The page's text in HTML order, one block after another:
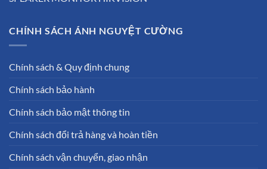
CHÍNH SÁCH ÁNH NGUYỆT CƯỜNG
Chính sách & Quy định chung
Chính sách bảo hành
Chính sách bảo mật thông tin
Chính sách đổi trả hàng và hoàn tiền
Chính sách vận chuyển, giao nhận